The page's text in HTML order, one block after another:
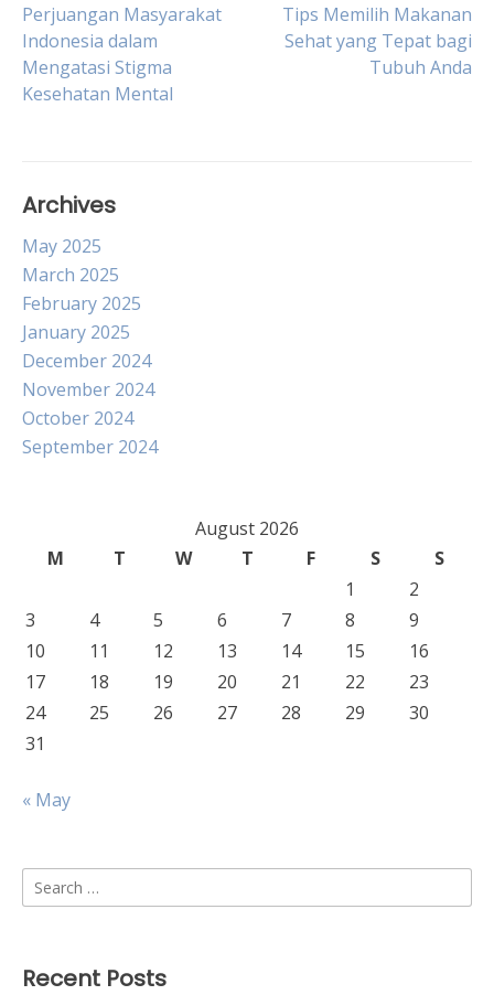
Post
navigation
Perjuangan Masyarakat
Indonesia dalam
Mengatasi Stigma
Kesehatan Mental
Tips Memilih Makanan
Sehat yang Tepat bagi
Tubuh Anda
Archives
May 2025
March 2025
February 2025
January 2025
December 2024
November 2024
October 2024
September 2024
August 2026
M
T W T F S
S
1
2
3
4 5 6 7 8
9
10
11 12 13 14 15
16
17
18 19 20 21 22
23
24
25 26 27 28 29
30
31
« May
Search
for:
Recent Posts